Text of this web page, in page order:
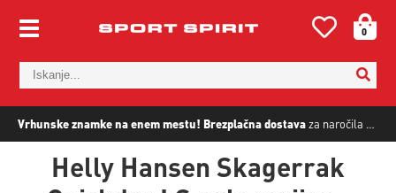
Vrhunske znamke na enem mestu! Brezplačna dostavaza naročila nad
0
Helly Hansen Skagerrak